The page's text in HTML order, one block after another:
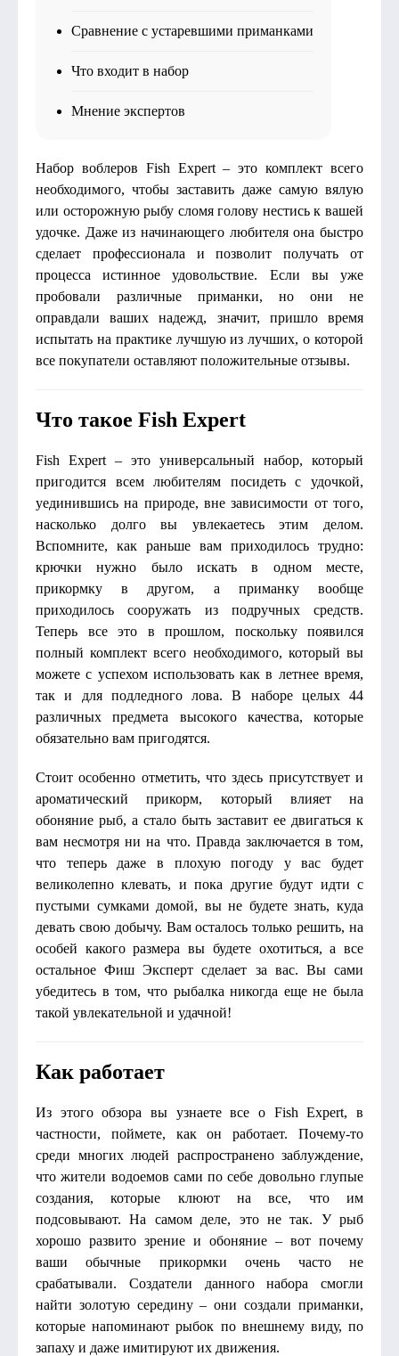
Сравнение с устаревшими приманками
Что входит в набор
Мнение экспертов
Набор воблеров Fish Expert – это комплект всего
необходимого, чтобы заставить даже самую вялую
или осторожную рыбу сломя голову нестись к вашей
удочке. Даже из начинающего любителя она быстро
сделает профессионала и позволит получать от
процесса истинное удовольствие. Если вы уже
пробовали различные приманки, но они не
оправдали ваших надежд, значит, пришло время
испытать на практике лучшую из лучших, о которой
все покупатели оставляют положительные отзывы.
Что такое Fish Expert
Fish Expert – это универсальный набор, который
пригодится всем любителям посидеть с удочкой,
уединившись на природе, вне зависимости от того,
насколько долго вы увлекаетесь этим делом.
Вспомните, как раньше вам приходилось трудно:
крючки нужно было искать в одном месте,
прикормку в другом, а приманку вообще
приходилось сооружать из подручных средств.
Теперь все это в прошлом, поскольку появился
полный комплект всего необходимого, который вы
можете с успехом использовать как в летнее время,
так и для подледного лова. В наборе целых 44
различных предмета высокого качества, которые
обязательно вам пригодятся.
Стоит особенно отметить, что здесь присутствует и
ароматический прикорм, который влияет на
обоняние рыб, а стало быть заставит ее двигаться к
вам несмотря ни на что. Правда заключается в том,
что теперь даже в плохую погоду у вас будет
великолепно клевать, и пока другие будут идти с
пустыми сумками домой, вы не будете знать, куда
девать свою добычу. Вам осталось только решить, на
особей какого размера вы будете охотиться, а все
остальное Фиш Эксперт сделает за вас. Вы сами
убедитесь в том, что рыбалка никогда еще не была
такой увлекательной и удачной!
Как работает
Из этого обзора вы узнаете все о Fish Expert, в
частности, поймете, как он работает. Почему-то
среди многих людей распространено заблуждение,
что жители водоемов сами по себе довольно глупые
создания, которые клюют на все, что им
подсовывают. На самом деле, это не так. У рыб
хорошо развито зрение и обоняние – вот почему
ваши обычные прикормки очень часто не
срабатывали. Создатели данного набора смогли
найти золотую середину – они создали приманки,
которые напоминают рыбок по внешнему виду, по
запаху и даже имитируют их движения.